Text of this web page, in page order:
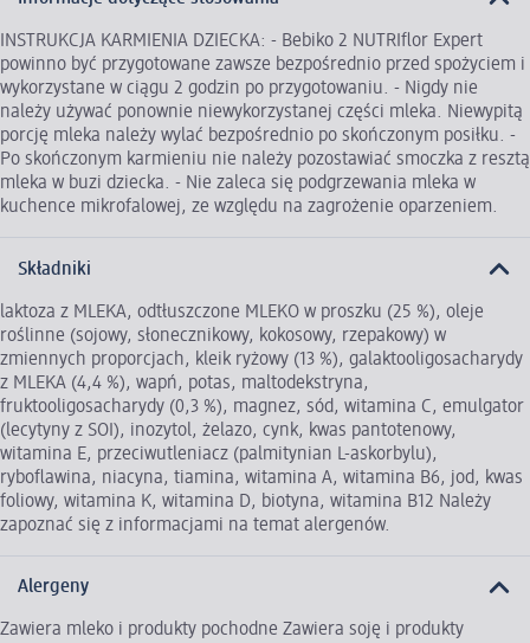
INSTRUKCJA KARMIENIA DZIECKA: - Bebiko 2 NUTRIflor Expert
powinno być przygotowane zawsze bezpośrednio przed spożyciem i
wykorzystane w ciągu 2 godzin po przygotowaniu. - Nigdy nie
należy używać ponownie niewykorzystanej części mleka. Niewypitą
porcję mleka należy wylać bezpośrednio po skończonym posiłku. -
Po skończonym karmieniu nie należy pozostawiać smoczka z resztą
mleka w buzi dziecka. - Nie zaleca się podgrzewania mleka w
kuchence mikrofalowej, ze względu na zagrożenie oparzeniem.
Składniki
laktoza z MLEKA, odtłuszczone MLEKO w proszku (25 %), oleje
roślinne (sojowy, słonecznikowy, kokosowy, rzepakowy) w
zmiennych proporcjach, kleik ryżowy (13 %), galaktooligosacharydy
z MLEKA (4,4 %), wapń, potas, maltodekstryna,
fruktooligosacharydy (0,3 %), magnez, sód, witamina C, emulgator
(lecytyny z SOI), inozytol, żelazo, cynk, kwas pantotenowy,
witamina E, przeciwutleniacz (palmitynian L-askorbylu),
ryboflawina, niacyna, tiamina, witamina A, witamina B6, jod, kwas
foliowy, witamina K, witamina D, biotyna, witamina B12 Należy
zapoznać się z informacjami na temat alergenów.
Alergeny
Zawiera mleko i produkty pochodne Zawiera soję i produkty